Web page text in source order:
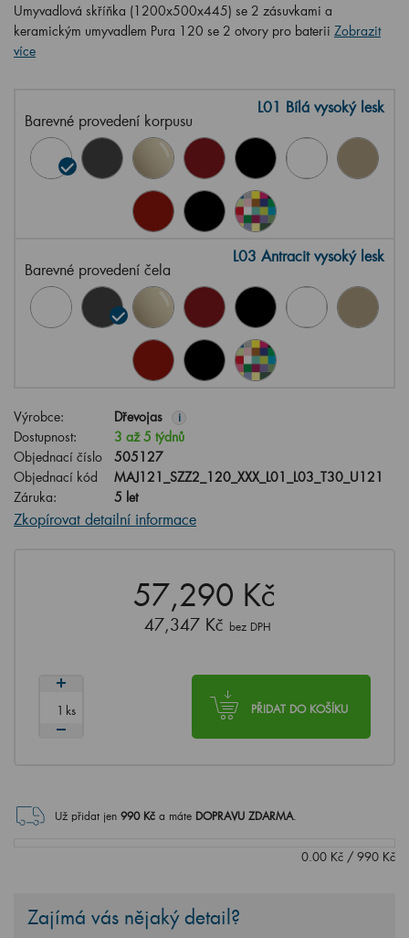
Umyvadlová skříňka (1200x500x445) se 2 zásuvkami a
keramickým umyvadlem Pura 120 se 2 otvory pro baterii Zobrazit
více
Barevné provedení korpusu
L01 Bílá vysoký lesk
Barevné provedení čela
L03 Antracit vysoký lesk
Výrobce: Dřevojas i
Dostupnost:
3 až 5 týdnů
Objednací číslo
505127
Objednací kód
MAJ121_SZZ2_120_XXX_L01_L03_T30_U121
Záruka:
5 let
Zkopírovat detailní informace
57,290 Kč
47,347 Kč bez DPH
PŘIDAT DO KOŠÍKU
ks
Už přidat jen 990Kč a máte DOPRAVU ZDARMA.
0.00 Kč / 990 Kč
Zajímá vás nějaký detail?